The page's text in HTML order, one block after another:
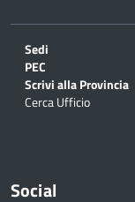
Sedi
PEC
Scrivi alla Provincia
Cerca Ufficio
Social